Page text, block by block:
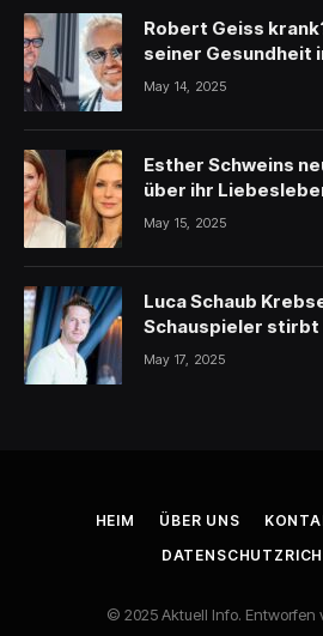
Robert Geiss
seiner Gesundheit
May 14, 2025
Esther Schweins
über ihr
May 15, 2025
Luca Schaub
Schauspieler stirbt
schwerer Krankheit
May 17, 2025
HEIM ÜBER UNS
© 2025 Aktuell Info. Entworfen